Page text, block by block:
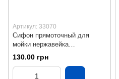
Артикул: 33070
Сифон прямоточный для
мойки нержавейка
SU14020002 с отводом
KronoPlast
130.00 грн